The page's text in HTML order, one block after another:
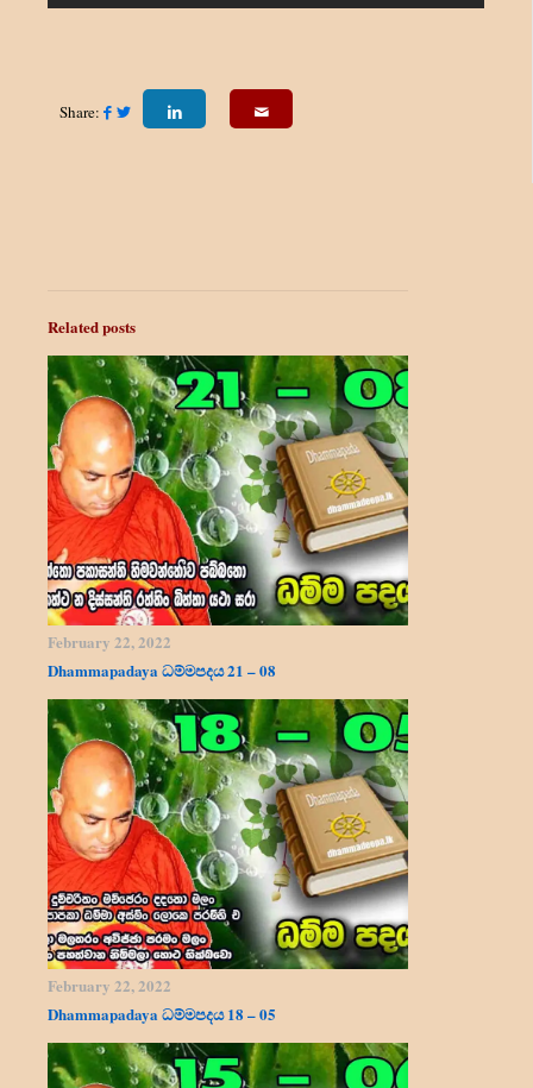
Share:
Related posts
February 22, 2022
Dhammapadaya ධම්මපදය 21 – 08
February 22, 2022
Dhammapadaya ධම්මපදය 18 – 05